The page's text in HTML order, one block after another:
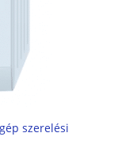
szerelési